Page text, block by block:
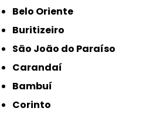
Belo Oriente
Buritizeiro
São João do Paraíso
Carandaí
Bambuí
Corinto